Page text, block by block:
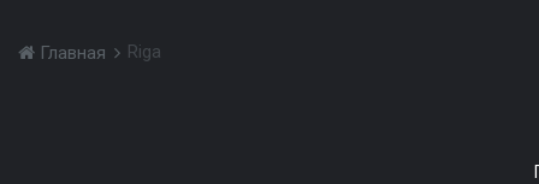
Главная Riga